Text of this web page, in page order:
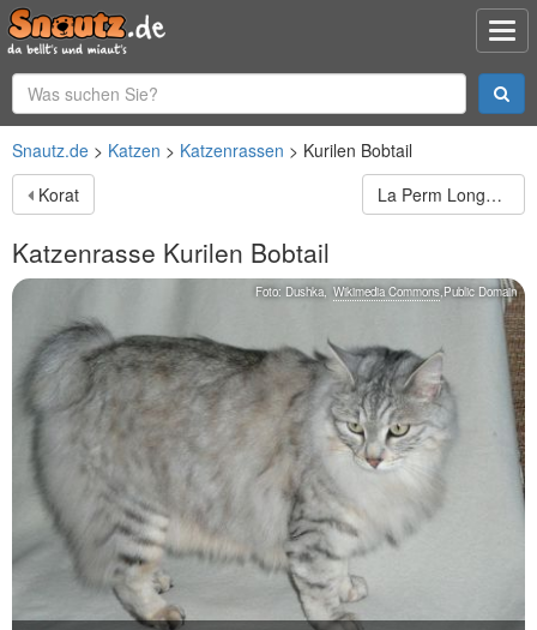
Snautz.de Katzen Katzenrassen
Kurilen Bobtail
Korat
La Perm Longhair
Katzenrasse Kurilen Bobtail
Foto: Dushka, Wikimedia Commons,Public Domain